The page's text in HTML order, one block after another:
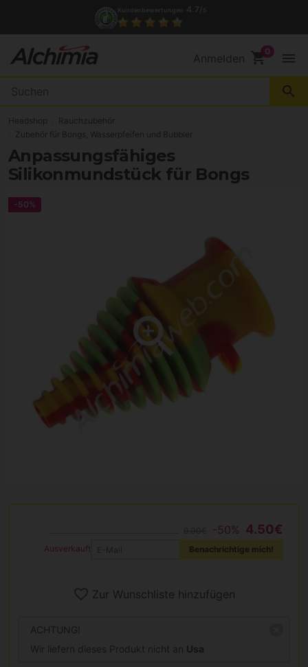
Anmelden shopping_cart menu
search
Headshop
Rauchzubehör
Zubehör für Bongs, Wasserpfeifen und Bubbler
Anpassungsfähiges
Silikonmundstück für Bongs
-50%
-50% 4.50€
Ausverkauft Benachrichtige mich!
Zur Wunschliste hinzufügen
ACHTUNG!
Wir liefern dieses Produkt nicht an Usa